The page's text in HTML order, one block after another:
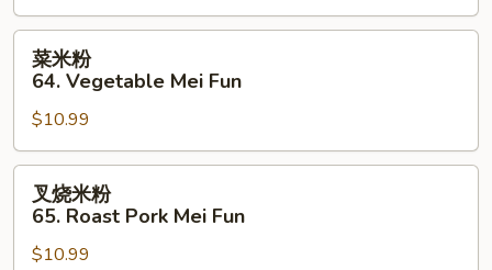
Chicken
Mei
Fun
64.
Vegetable
Mei
Fun
菜米粉
64. Vegetable Mei Fun
$10.99
叉烧米粉
65. Roast Pork Mei Fun
$10.99